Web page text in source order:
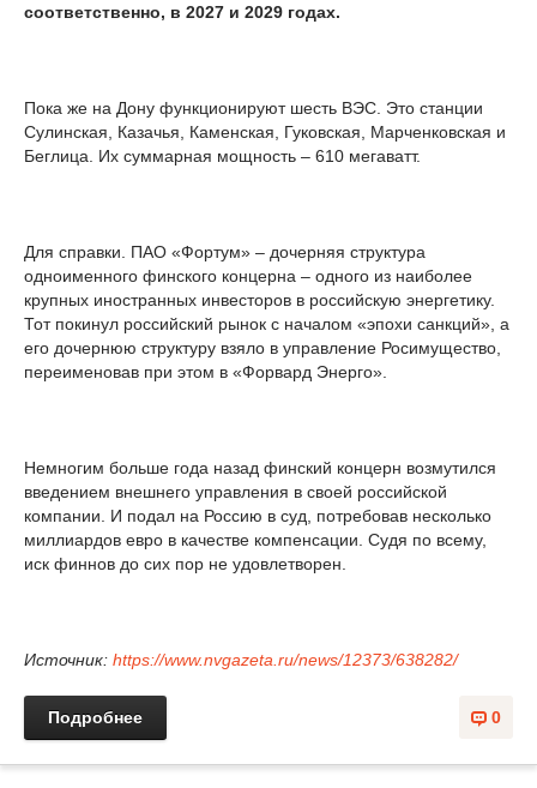
соответственно, в 2027 и 2029 годах.
Пока же на Дону функционируют шесть ВЭС. Это станции
Сулинская, Казачья, Каменская, Гуковская, Марченковская и
Беглица. Их суммарная мощность – 610 мегаватт.
Для справки. ПАО «Фортум» – дочерняя структура
одноименного финского концерна – одного из наиболее
крупных иностранных инвесторов в российскую энергетику.
Тот покинул российский рынок с началом «эпохи санкций», а
его дочернюю структуру взяло в управление Росимущество,
переименовав при этом в «Форвард Энерго».
Немногим больше года назад финский концерн возмутился
введением внешнего управления в своей российской
компании. И подал на Россию в суд, потребовав несколько
миллиардов евро в качестве компенсации. Судя по всему,
иск финнов до сих пор не удовлетворен.
Источник: https://www.nvgazeta.ru/news/12373/638282/
0
Подробнее